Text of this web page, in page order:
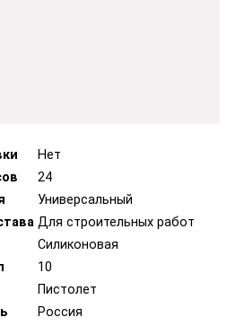
Нет
24
Универсальный
Для строительных работ
Силиконовая
10
Пистолет
Россия